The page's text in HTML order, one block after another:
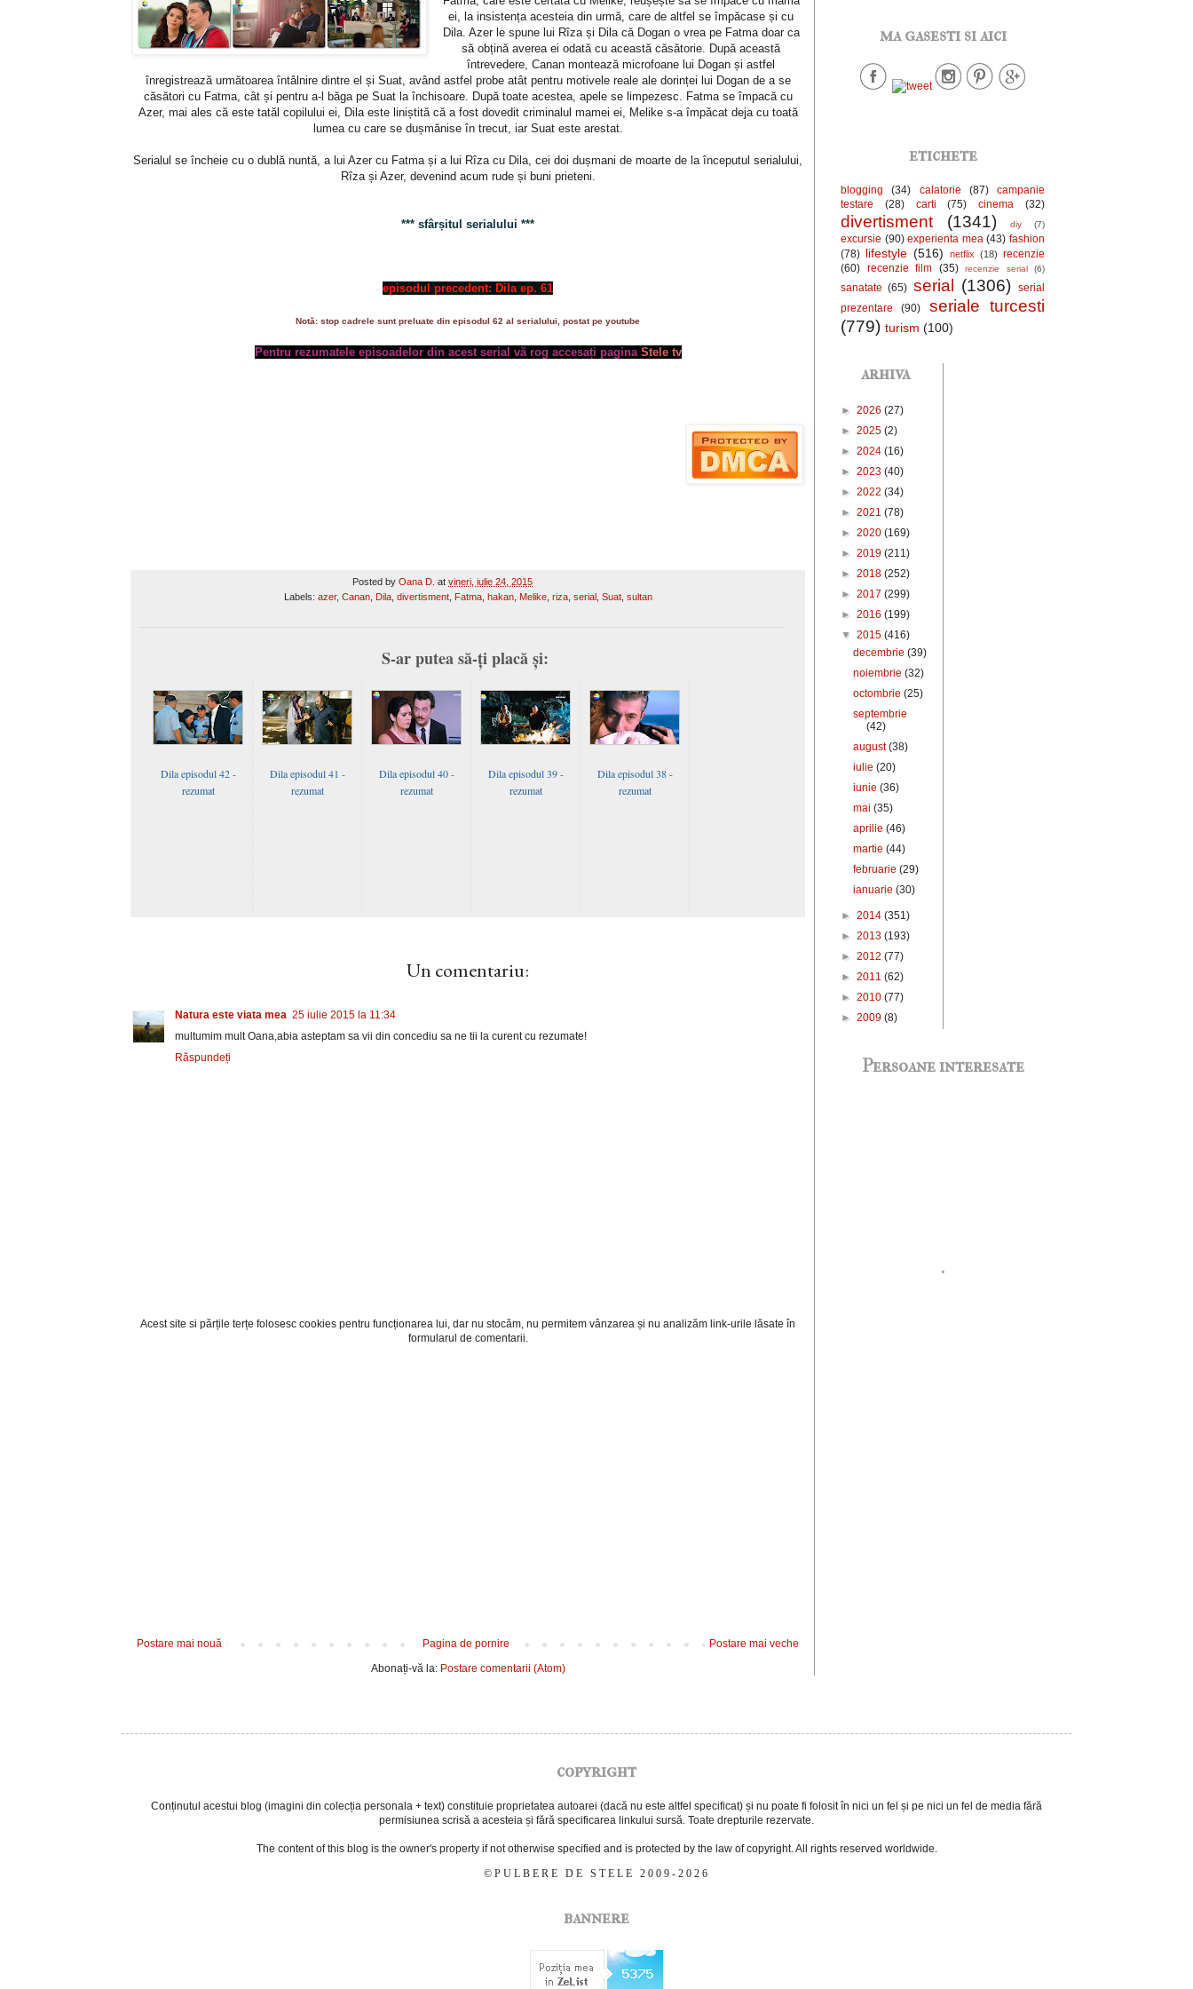
ei, la insistența acesteia din urmă, care de altfel se împăcase și cu
Dila. Azer le spune lui Rîza și Dila că Dogan o vrea pe Fatma doar ca
să obțină averea ei odată cu această căsătorie. După această
întrevedere, Canan montează microfoane lui Dogan și astfel
înregistrează următoarea întâlnire dintre el și Suat, având astfel probe atât pentru motivele reale ale dorinței lui Dogan de a se
căsători cu Fatma, cât și pentru a-l băga pe Suat la închisoare. După toate acestea, apele se limpezesc. Fatma se împacă cu
Azer, mai ales că este tatăl copilului ei, Dila este liniștită că a fost dovedit criminalul mamei ei, Melike s-a împăcat deja cu toată
lumea cu care se dușmănise în trecut, iar Suat este arestat.
Serialul se încheie cu o dublă nuntă, a lui Azer cu Fatma și a lui Rîza cu Dila, cei doi dușmani de moarte de la începutul serialului,
Rîza și Azer, devenind acum rude și buni prieteni.
*** sfârșitul serialului ***
episodul precedent: Dila ep. 61
Notă: stop cadrele sunt preluate din episodul 62 al serialului, postat pe youtube
Pentru rezumatele episoadelor din acest serial vă rog accesați pagina Stele tv
Posted by Oana D. at vineri, iulie 24, 2015
Labels: azer, Canan, Dila, divertisment, Fatma, hakan, Melike, riza, serial, Suat, sultan
S-ar putea să-ți placă și:
Dila episodul 42 -
rezumat
Dila episodul 41 -
rezumat
Dila episodul 40 -
rezumat
Dila episodul 39 -
rezumat
Dila episodul 38 -
rezumat
Un comentariu:
Natura este viata mea 25 iulie 2015 la 11:34
multumim mult Oana,abia asteptam sa vii din concediu sa ne tii la curent cu rezumate!
Răspundeți
Acest site si părțile terțe folosesc cookies pentru funcționarea lui, dar nu stocăm, nu permitem vânzarea și nu analizăm link-urile lăsate în
formularul de comentarii.
Postare mai nouă Postare mai veche
Pagina de pornire
Abonați-vă la: Postare comentarii (Atom)
ma gasesti si aici
etichete
blogging (34) calatorie (87)
campanie
testare
(28) carti (75) cinema (32)
divertisment (1341) diy (7)
excursie (90) experienta mea (43) fashion
(78) lifestyle (516) netflix (18) recenzie
(60) recenzie film (35) recenzie serial (6)
sanatate (65) serial (1306) serial
prezentare
(90)
seriale turcesti
(779) turism (100)
arhiva
► 2026 (27)
► 2025 (2)
► 2024 (16)
► 2023 (40)
► 2022 (34)
► 2021 (78)
► 2020 (169)
► 2019 (211)
► 2018 (252)
► 2017 (299)
► 2016 (199)
▼ 2015 (416)
decembrie(39)
noiembrie(32)
octombrie(25)
septembrie
(42)
august(38)
iulie(20)
iunie(36)
mai(35)
aprilie(46)
martie(44)
februarie(29)
ianuarie(30)
► 2014 (351)
► 2013 (193)
► 2012 (77)
► 2011 (62)
► 2010 (77)
► 2009 (8)
Persoane interesate
.
copyright
Conținutul acestui blog (imagini din colecția personala + text) constituie proprietatea autoarei (dacă nu este altfel specificat) și nu poate fi folosit în nici un fel și pe nici un fel de media fără
permisiunea scrisă a acesteia și fără specificarea linkului sursă. Toate drepturile rezervate.
The content of this blog is the owner's property if not otherwise specified and is protected by the law of copyright. All rights reserved worldwide.
©PULBERE DE STELE 2009-2026
bannere